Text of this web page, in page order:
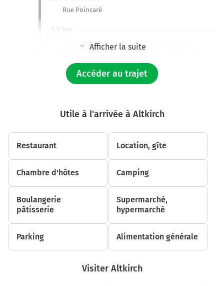
Rue Poincaré
Au rond-point, prendre la 2ème sortie sur D483 et
1,7 km
1,9 km
kilomètres
Continuer D83 sur 650 mètres
HEIMSBRUNN
9,6 km
Afficher la suite
Accéder au trajet
Utile à l'arrivée à Altkirch
Restaurant Location, gîte
Chambre d'hôtes Camping
Boulangerie
pâtisserie
Supermarché,
hypermarché
Parking Alimentation générale
Visiter Altkirch